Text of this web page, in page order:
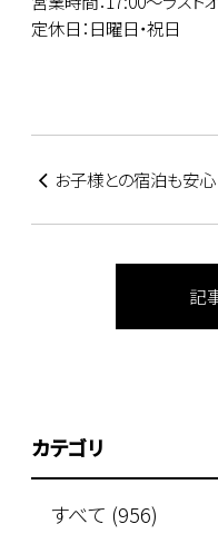
定休日：日曜日・祝日
お子様との宿泊も安心
記
カテゴリ
すべて (956)